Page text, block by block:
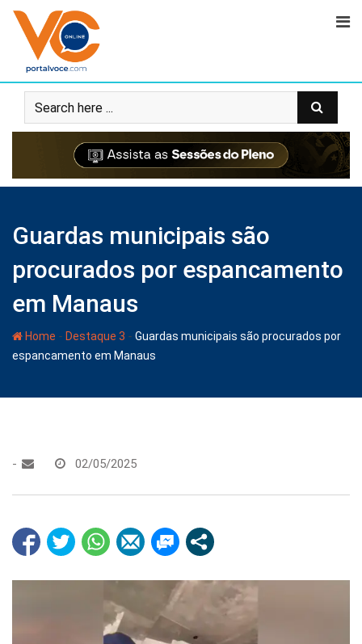
Guardas municipais são
procurados por espancamento
em Manaus
Home - Destaque 3 - Guardas municipais são procurados por
espancamento em Manaus
- 02/05/2025